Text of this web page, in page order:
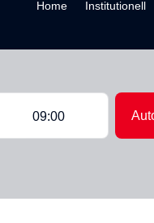
Home Institutionell
09:00